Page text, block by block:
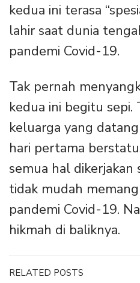
kedua ini terasa
lahir saat dunia
pandemi Covid-19.
Tak pernah
kedua ini begitu sepi.
keluarga yang
hari pertama
semua hal dikerjakan
tidak mudah
pandemi Covid-19.
hikmah di baliknya.
RELATED POSTS